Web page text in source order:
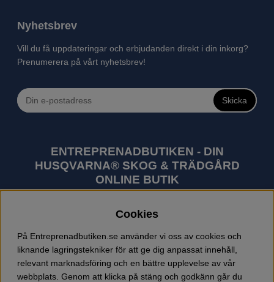
Nyhetsbrev
Vill du få uppdateringar och erbjudanden direkt i din inkorg?
Prenumerera på vårt nyhetsbrev!
Skicka
ENTREPRENADBUTIKEN - DIN
HUSQVARNA® SKOG & TRÄDGÅRD
ONLINE BUTIK
utomhusprodukter som skogsmaskiner och
trädgårdsmaskiner. I sortimentet finns bl.a. robotgräsklippare,
motorsågar, röjsågar, trimmers, riders, åkgräsklippare,
trädgårdstraktorer, gräsklippare, häcksaxar, lövblåsar,
jordfräsar, snöslungor, skyddskläder och arbetskläder.
Cookies
På Entreprenadbutiken.se använder vi oss av cookies och
liknande lagringstekniker för att ge dig anpassat innehåll,
relevant marknadsföring och en bättre upplevelse av vår
webbplats. Genom att klicka på stäng och godkänn går du